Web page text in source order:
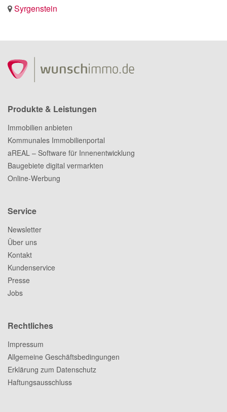
Syrgenstein
Produkte & Leistungen
Immobilien anbieten
Kommunales Immobilienportal
aREAL – Software für Innenentwicklung
Baugebiete digital vermarkten
Online-Werbung
Service
Newsletter
Über uns
Kontakt
Kundenservice
Presse
Jobs
Rechtliches
Impressum
Allgemeine Geschäftsbedingungen
Erklärung zum Datenschutz
Haftungsausschluss